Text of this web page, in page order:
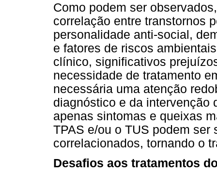
Como podem ser
correlação entre transtornos
personalidade anti-social,
e fatores de riscos
clínico, significativos
necessidade de tratamento
necessária uma atenção
diagnóstico e da intervenção
apenas sintomas e queixas
TPAS e/ou o TUS podem ser
correlacionados, tornando o
Desafios aos tratamentos